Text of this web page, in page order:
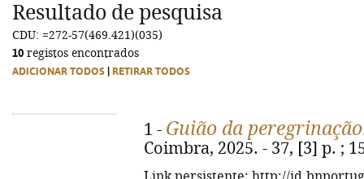
Ciências sociais...
Ciências sociais...
Resultado de pesquisa
CDU: =272-57(469.421)(035)
10 registos encontrados
ADICIONAR TODOS RETIRAR TODOS
1 - Guião da peregrinação
Coimbra, 2025. - 37, [3] p. ;